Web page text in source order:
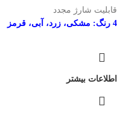
قابلیت شارژ مجدد
4 رنگ: مشکی، زرد، آبی، قرمز
اطلاعات بیشتر